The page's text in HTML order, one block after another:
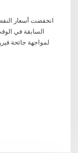
انخفضت أسعار
السابقة في
لمواجهة جائحة